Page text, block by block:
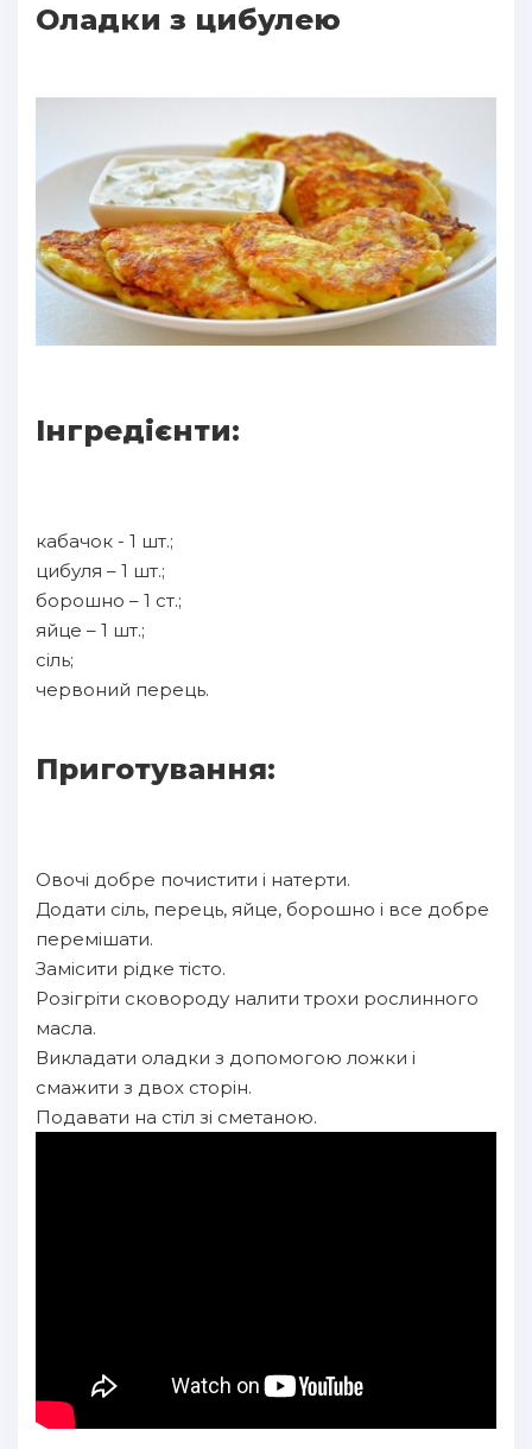
Оладки з цибулею
Інгредієнти:
кабачок - 1 шт.;
цибуля – 1 шт.;
борошно – 1 ст.;
яйце – 1 шт.;
сіль;
червоний перець.
Приготування:
Овочі добре почистити і натерти.
Додати сіль, перець, яйце, борошно і все добре
перемішати.
Замісити рідке тісто.
Розігріти сковороду налити трохи рослинного
масла.
Викладати оладки з допомогою ложки і
смажити з двох сторін.
Подавати на стіл зі сметаною.